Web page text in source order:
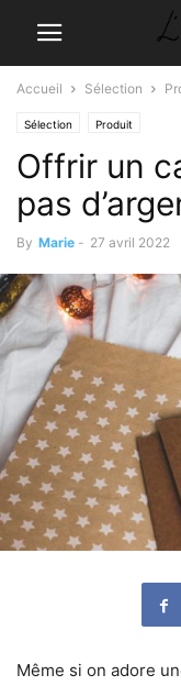
Accueil Sélection
Sélection Produit
Offrir un
pas
By Marie - 27 avril 2022
Même si on adore